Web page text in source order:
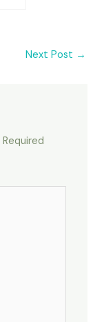
Next Post →
Required